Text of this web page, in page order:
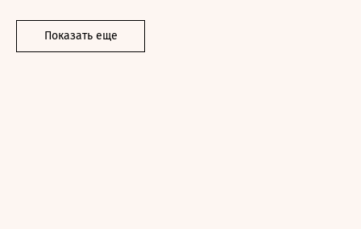
Показать еще